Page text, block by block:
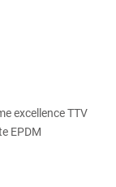
excellence TTV
EPDM